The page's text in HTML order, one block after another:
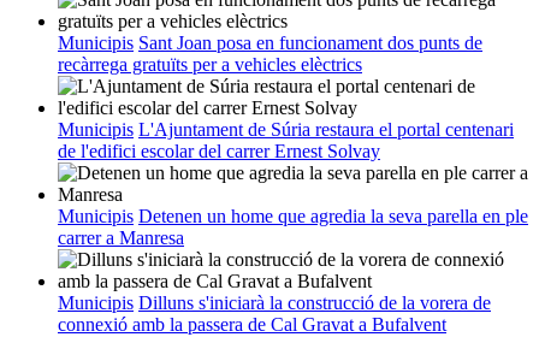
Municipis Sant Joan posa en funcionament dos punts de
recàrrega gratuïts per a vehicles elèctrics
Municipis L'Ajuntament de Súria restaura el portal centenari
de l'edifici escolar del carrer Ernest Solvay
Municipis Detenen un home que agredia la seva parella en ple
carrer a Manresa
Municipis Dilluns s'iniciarà la construcció de la vorera de
connexió amb la passera de Cal Gravat a Bufalvent